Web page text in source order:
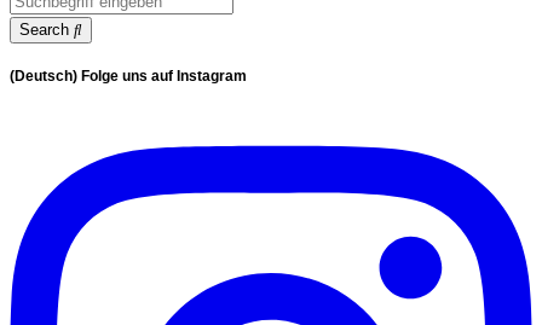
Search
(Deutsch) Folge uns auf Instagram